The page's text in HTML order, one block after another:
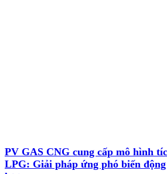
PV GAS CNG cung cấp mô hình
LPG: Giải pháp ứng phó biến